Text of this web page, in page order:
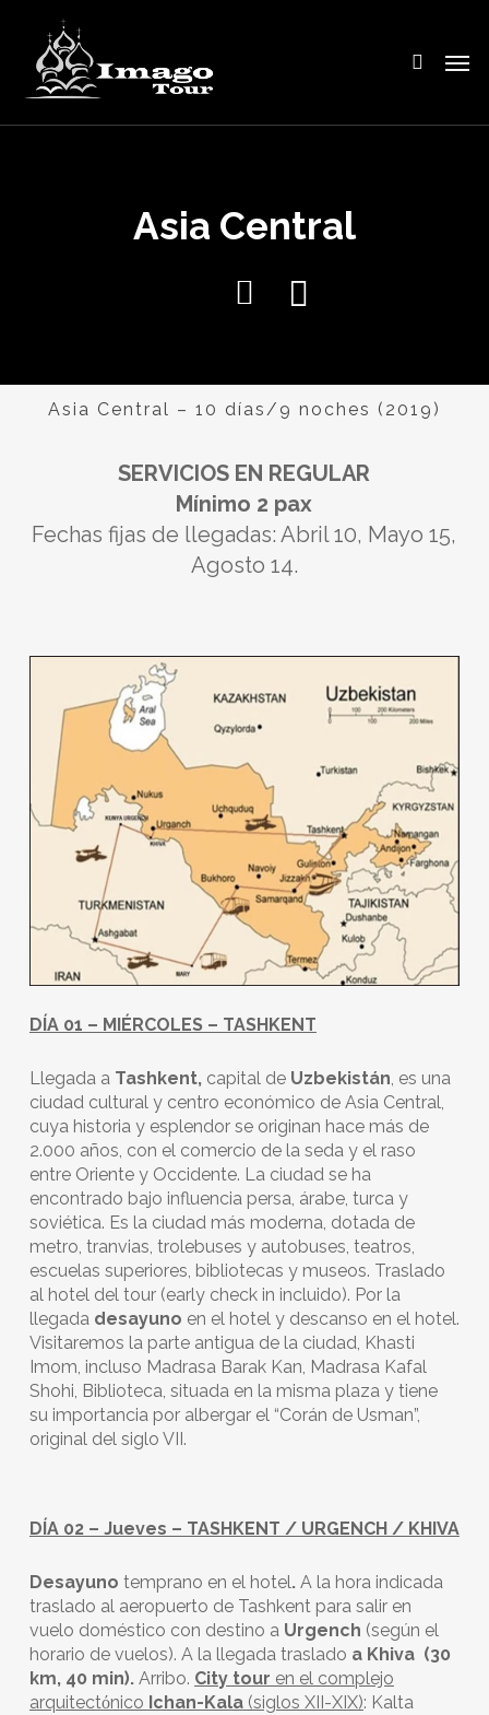
main
content
Asia Central
Asia Central – 10 días/9 noches (2019)
SERVICIOS EN REGULAR
Mínimo 2 pax
Fechas fijas de llegadas: Abril 10, Mayo 15,
Agosto 14.
DÍA 01 – MIÉRCOLES – TASHKENT
Llegada a Tashkent, capital de Uzbekistán, es una
ciudad cultural y centro económico de Asia Central,
cuya historia y esplendor se originan hace más de
2.000 años, con el comercio de la seda y el raso
entre Oriente y Occidente. La ciudad se ha
encontrado bajo influencia persa, árabe, turca y
soviética. Es la ciudad más moderna, dotada de
metro, tranvias, trolebuses y autobuses, teatros,
escuelas superiores, bibliotecas y museos. Traslado
al hotel del tour (early check in incluido). Por la
llegada desayuno en el hotel y descanso en el hotel.
Visitaremos la parte antigua de la ciudad, Khasti
Imom, incluso Madrasa Barak Kan, Madrasa Kafal
Shohi, Biblioteca, situada en la misma plaza y tiene
su importancia por albergar el “Corán de Usman”,
original del siglo VII.
DÍA 02 – Jueves – TASHKENT / URGENCH / KHIVA
Desayuno temprano en el hotel. A la hora indicada
traslado al aeropuerto de Tashkent para salir en
vuelo doméstico con destino a Urgench (según el
horario de vuelos). A la llegada traslado a Khiva (30
km, 40 min).Arribo. City tour en el complejo
arquitectόnico Ichan-Kala(siglos XII-XIX): Kalta